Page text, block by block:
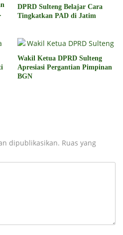
DPRD Sulteng Belajar Cara
Tingkatkan PAD di Jatim
Wakil Ketua DPRD Sulteng
Apresiasi Pergantian Pimpinan
BGN
dipublikasikan. Ruas yang